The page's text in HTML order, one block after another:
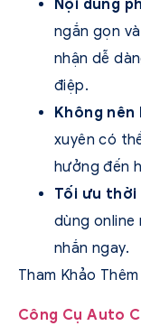
Nội dung
ngắn gọn
nhận dễ
điệp.
Không nên
xuyên có
hưởng đến
Tối ưu thời
dùng online
nhắn ngay.
Tham Khảo Thêm
Công Cụ Auto